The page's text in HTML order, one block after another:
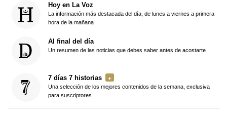
Hoy en La Voz
La información más destacada del día, de lunes a viernes a primera
hora de la mañana
Al final del día
Un resumen de las noticias que debes saber antes de acostarte
7 días 7 historias
Una selección de los mejores contenidos de la semana, exclusiva
para suscriptores